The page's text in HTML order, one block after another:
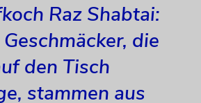
Raz Shabtai:
die
den Tisch
stammen aus